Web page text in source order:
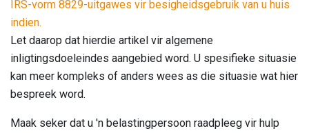
IRS-vorm 8829-uitgawes vir besigheidsgebruik van u huis
indien.
Let daarop dat hierdie artikel vir algemene
inligtingsdoeleindes aangebied word. U spesifieke situasie
kan meer kompleks of anders wees as die situasie wat hier
bespreek word.
Maak seker dat u 'n belastingpersoon raadpleeg vir hulp